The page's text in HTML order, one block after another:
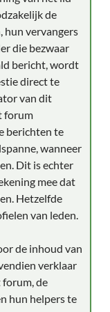
de
hun vervangers
die bezwaar
bericht, wordt
direct te
van dit
forum
berichten te
wanneer
Dit is echter
mee dat
Hetzelfde
van leden.
de inhoud van
verklaar
forum, de
hun helpers te